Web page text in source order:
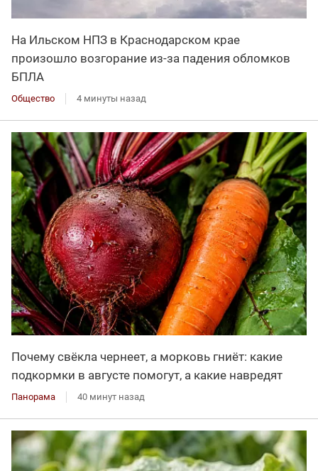
На Ильском НПЗ в Краснодарском крае
произошло возгорание из-за падения обломков
БПЛА
Общество 4 минуты назад
Почему свёкла чернеет, а морковь гниёт: какие
подкормки в августе помогут, а какие навредят
Панорама 40 минут назад